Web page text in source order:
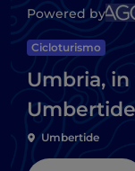
Powered by
Cicloturismo
Umbria,
Umbertide